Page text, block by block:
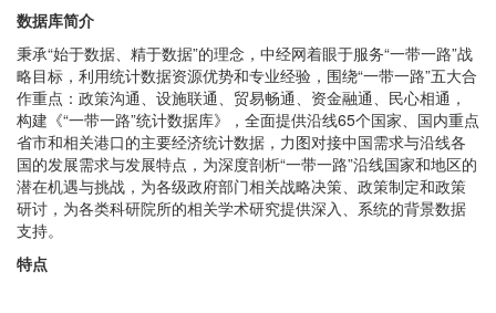
数据库简介
秉承“始于数据、精于数据”的理念，中经网着眼于服务“一带一路”战
略目标，利用统计数据资源优势和专业经验，围绕“一带一路”五大合
作重点：政策沟通、设施联通、贸易畅通、资金融通、民心相通，
构建《“一带一路”统计数据库》，全面提供沿线65个国家、国内重点
省市和相关港口的主要经济统计数据，力图对接中国需求与沿线各
国的发展需求与发展特点，为深度剖析“一带一路”沿线国家和地区的
潜在机遇与挑战，为各级政府部门相关战略决策、政策制定和政策
研讨，为各类科研院所的相关学术研究提供深入、系统的背景数据
支持。
特点